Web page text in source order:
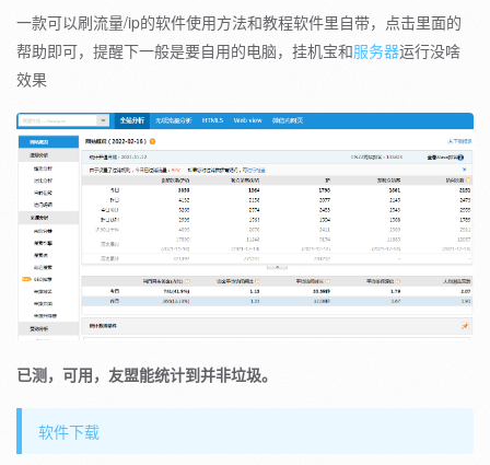
一款可以刷流量/ip的软件使用方法和教程软件里自带，点击里面的
帮助即可，提醒下一般是要自用的电脑，挂机宝和服务器运行没啥
效果
已测，可用，友盟能统计到并非垃圾。
软件下载